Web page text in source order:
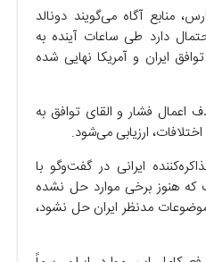
منابع آگاه می‌گویند دونالد
دارد طی ساعات آینده به
ایران و آمریکا نهایی شده
اعمال فشار و القای توافق به
ارزیابی می‌شود.
ایرانی در گفت‌و‌گو با
که هنوز برخی موارد حل نشده
مدنظر ایران حل نشود،